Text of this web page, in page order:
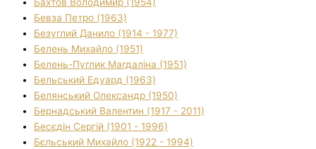
Бевза Петро (1963)
Безуглий Данило (1914 - 1977)
Белень Михайло (1951)
Белень-Пуглик Магдаліна (1951)
Бельський Едуард (1963)
Белянський Олександр (1950)
Бернадський Валентин (1917 - 2011)
Бесєдін Сергій (1901 - 1996)
Бєльський Михайло (1922 - 1994)